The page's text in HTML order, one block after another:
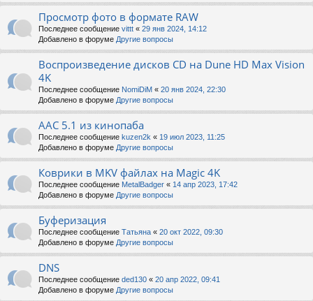
Просмотр фото в формате RAW
Последнее сообщение vittt « 29 янв 2024, 14:12
Добавлено в форуме Другие вопросы
Воспроизведение дисков CD на Dune HD Max Vision
4K
Последнее сообщение NomiDiM « 20 янв 2024, 22:30
Добавлено в форуме Другие вопросы
AAC 5.1 из кинопаба
Последнее сообщение kuzen2k « 19 июл 2023, 11:25
Добавлено в форуме Другие вопросы
Коврики в MKV файлах на Magic 4K
Последнее сообщение MetalBadger « 14 апр 2023, 17:42
Добавлено в форуме Другие вопросы
Буферизация
Последнее сообщение Татьяна « 20 окт 2022, 09:30
Добавлено в форуме Другие вопросы
DNS
Последнее сообщение ded130 « 20 апр 2022, 09:41
Добавлено в форуме Другие вопросы